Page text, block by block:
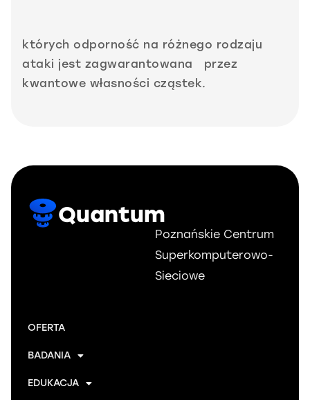
których odporność na różnego rodzaju
ataki jest zagwarantowana przez
kwantowe własności cząstek.
Quantum
Poznańskie Centrum
Superkomputerowo-
Sieciowe
OFERTA
BADANIA
EDUKACJA